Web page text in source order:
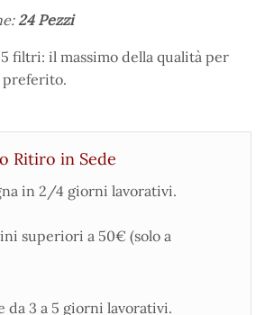
24 Pezzi
filtri: il massimo della qualità per
preferito.
Ritiro in Sede
in 2/4 giorni lavorativi.
superiori a 50€ (solo a
da 3 a 5 giorni lavorativi.